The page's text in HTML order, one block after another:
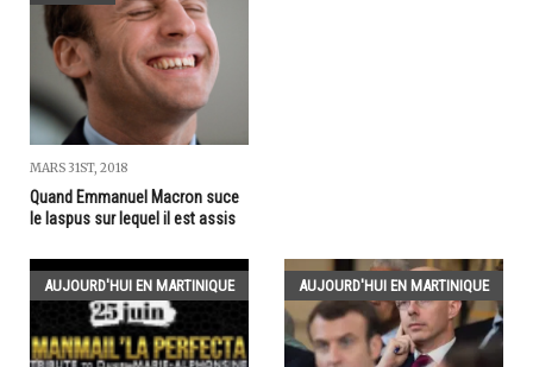
MARS 31ST, 2018
Quand Emmanuel Macron suce
le laspus sur lequel il est assis
AUJOURD'HUI EN MARTINIQUE AUJOURD'HUI EN MARTINIQUE